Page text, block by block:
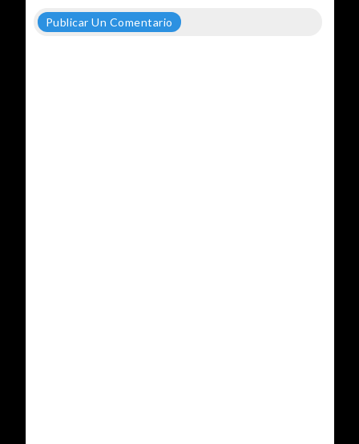
Publicar Un Comentario